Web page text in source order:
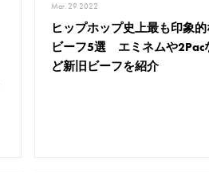
Mar. 29 2022
ヒップホップ史上最も印象
ビーフ5選 エミネムや2Pac
ど新旧ビーフを紹介